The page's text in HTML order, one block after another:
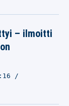
– ilmoitti